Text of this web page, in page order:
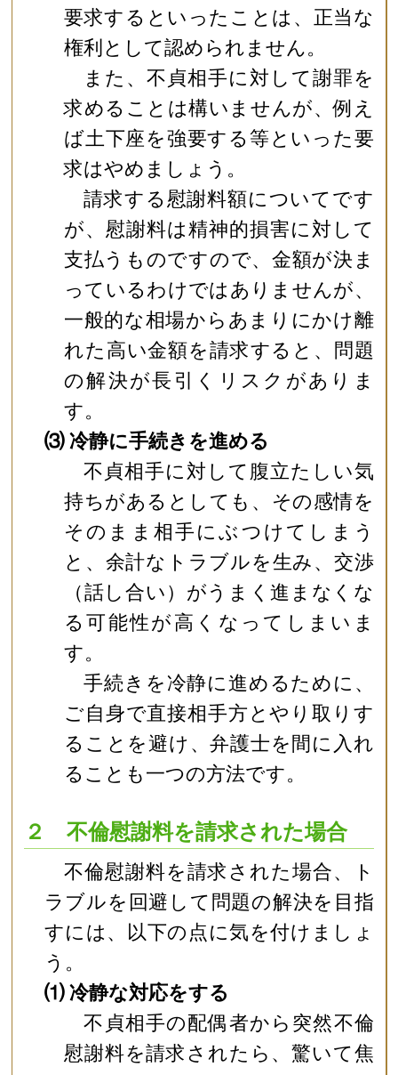
要求するといったことは、正当な
権利として認められません。
また、不貞相手に対して謝罪を
求めることは構いませんが、例え
ば土下座を強要する等といった要
求はやめましょう。
請求する慰謝料額についてです
が、慰謝料は精神的損害に対して
支払うものですので、金額が決ま
っているわけではありませんが、
一般的な相場からあまりにかけ離
れた高い金額を請求すると、問題
の解決が長引くリスクがありま
す。
⑶ 冷静に手続きを進める
不貞相手に対して腹立たしい気
持ちがあるとしても、その感情を
そのまま相手にぶつけてしまう
と、余計なトラブルを生み、交渉
（話し合い）がうまく進まなくな
る可能性が高くなってしまいま
す。
手続きを冷静に進めるために、
ご自身で直接相手方とやり取りす
ることを避け、弁護士を間に入れ
ることも一つの方法です。
２ 不倫慰謝料を請求された場合
不倫慰謝料を請求された場合、ト
ラブルを回避して問題の解決を目指
すには、以下の点に気を付けましょ
う。
⑴ 冷静な対応をする
不貞相手の配偶者から突然不倫
慰謝料を請求されたら、驚いて焦